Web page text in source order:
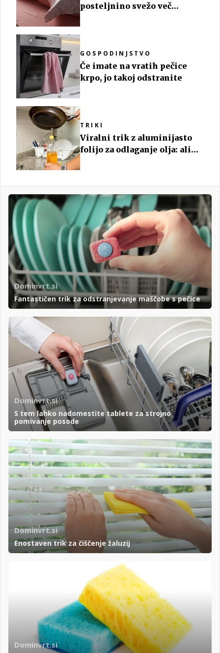
posteljnino svežo več
GOSPODINJSTVO
Če imate na vratih pečice
krpo, jo takoj odstranite
TRIKI
Viralni trik z aluminijasto
folijo za odlaganje olja: ali
Dominvrt.si
Fantastičen trik za odstranjevanje maščobe s pečice
Dominvrt.si
S tem lahko nadomestite tablete za strojno
pomivanje posode
Dominvrt.si
Enostaven trik za čiščenje žaluzij
Dominvrt.si